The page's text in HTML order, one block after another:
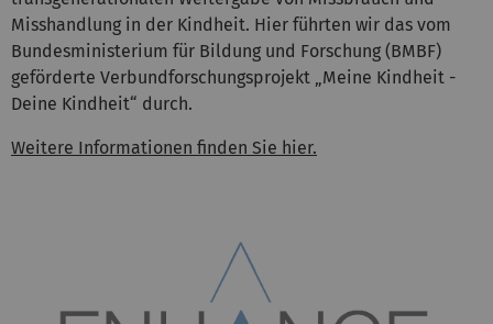
Misshandlung in der Kindheit. Hier führten wir das vom
Bundesministerium für Bildung und Forschung (BMBF)
geförderte Verbundforschungsprojekt „Meine Kindheit -
Deine Kindheit“ durch.
Weitere Informationen finden Sie hier.